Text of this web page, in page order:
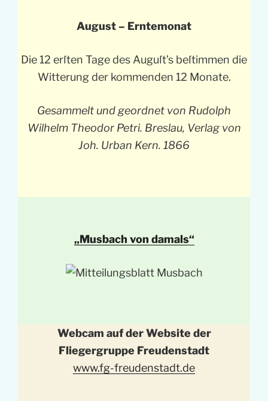
August – Erntemonat
Die 12 erſten Tage des Auguſt’s beſtimmen die
Witterung der kommenden 12 Monate.
Gesammelt und geordnet von Rudolph
Wilhelm Theodor Petri. Breslau, Verlag von
Joh. Urban Kern. 1866
„Musbach von damals“
Webcam auf der Website der
Fliegergruppe Freudenstadt
www.fg-freudenstadt.de